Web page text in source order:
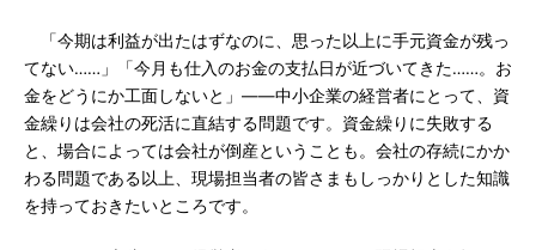
「今期は利益が出たはずなのに、思った以上に手元資金が残っ
てない……」「今月も仕入のお金の支払日が近づいてきた……。お
金をどうにか工面しないと」――中小企業の経営者にとって、資
金繰りは会社の死活に直結する問題です。資金繰りに失敗する
と、場合によっては会社が倒産ということも。会社の存続にかか
わる問題である以上、現場担当者の皆さまもしっかりとした知識
を持っておきたいところです。